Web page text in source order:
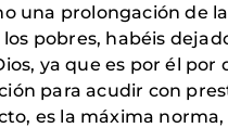
una prolongación de
pobres, habéis
ya que es por él por
para acudir con
es la máxima